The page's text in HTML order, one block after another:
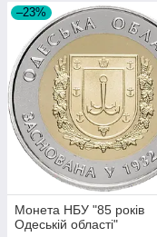
–23%
Монета НБУ "85 років
Одеській області"